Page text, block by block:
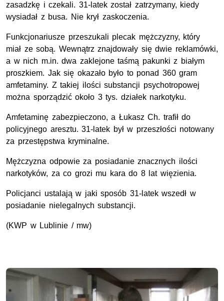
zasadzkę i czekali. 31-latek został zatrzymany, kiedy
wysiadał z busa. Nie krył zaskoczenia.
Funkcjonariusze przeszukali plecak mężczyzny, który
miał ze sobą. Wewnątrz znajdowały się dwie reklamówki,
a w nich m.in. dwa zaklejone taśmą pakunki z białym
proszkiem. Jak się okazało było to ponad 360 gram
amfetaminy. Z takiej ilości substancji psychotropowej
można sporządzić około 3 tys. działek narkotyku.
Amfetaminę zabezpieczono, a Łukasz Ch. trafił do
policyjnego aresztu. 31-latek był w przeszłości notowany
za przestępstwa kryminalne.
Mężczyzna odpowie za posiadanie znacznych ilości
narkotyków, za co grozi mu kara do 8 lat więzienia.
Policjanci ustalają w jaki sposób 31-latek wszedł w
posiadanie nielegalnych substancji.
(KWP w Lublinie / mw)